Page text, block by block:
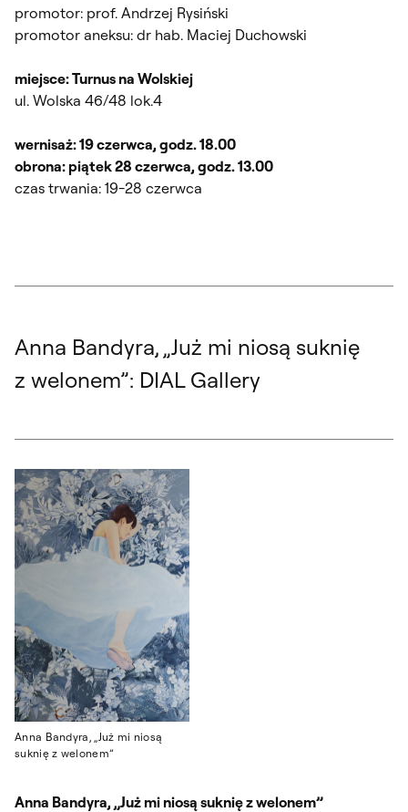
promotor: prof. Andrzej Rysiński
promotor aneksu: dr hab. Maciej Duchowski
miejsce: Turnus na Wolskiej
ul. Wolska 46/48 lok.4
wernisaż: 19 czerwca, godz. 18.00
obrona: piątek 28 czerwca, godz. 13.00
czas trwania: 19-28 czerwca
Anna Bandyra, „Już mi niosą suknię
z welonem”: DIAL Gallery
Anna Bandyra, „Już mi niosą
suknię z welonem”
Anna Bandyra, „Już mi niosą suknię z welonem”